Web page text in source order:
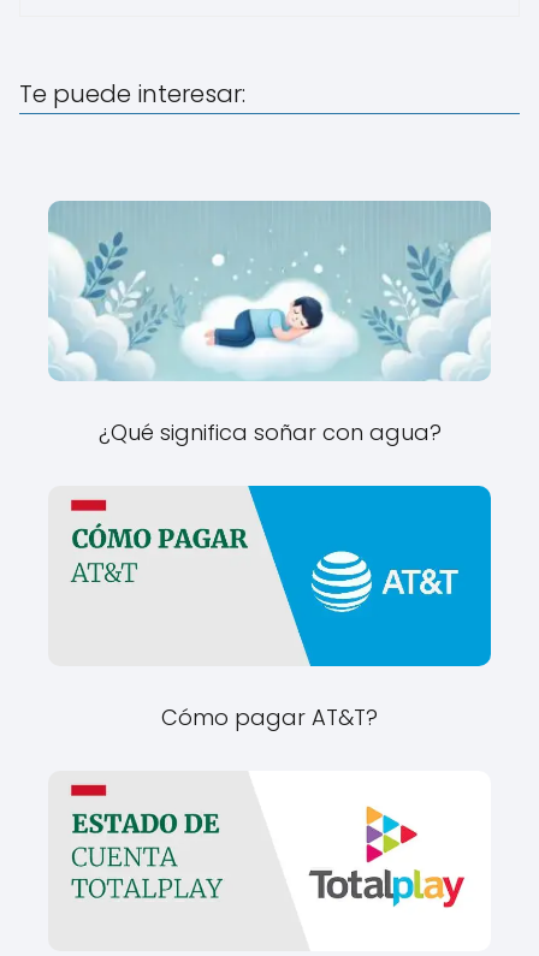
Te puede interesar:
¿Qué significa soñar con agua?
Cómo pagar AT&T?